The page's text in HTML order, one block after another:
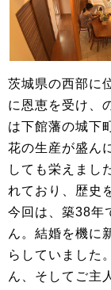
茨城県の西部に
に恩恵を受け、
は下館藩の城下
花の生産が盛ん
しても栄えまし
れており、歴史
今回は、築38年
ん。結婚を機に
らしていました
ん、そしてご主